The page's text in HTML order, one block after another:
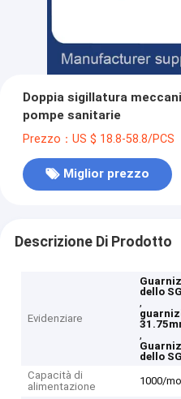
Doppia sigillatura
pompe sanitarie
Prezzo：US $ 18.8-58.8/PCS
Miglior prezzo
Descrizione Di Prodotto
Evidenziare
dello
,
,
dello
Capacità di
alimentazione
1000/